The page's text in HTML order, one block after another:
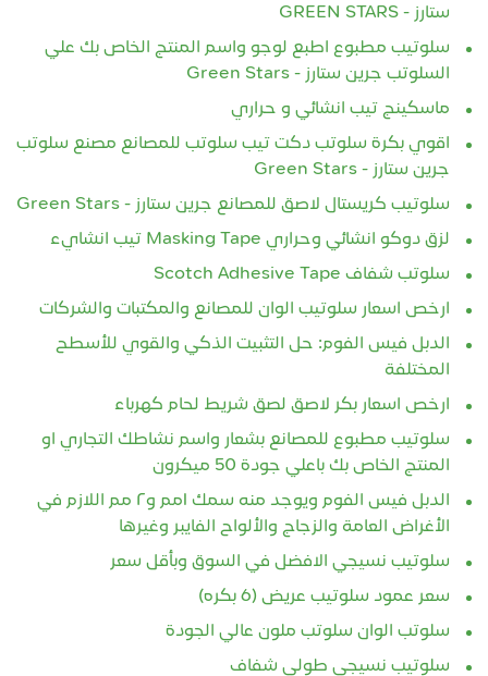
ستارز - GREEN STARS
سلوتيب مطبوع اطبع لوجو واسم المنتج الخاص بك علي
السلوتب جرين ستارز - Green Stars
ماسكينج تيب انشائي و حراري
اقوي بكرة سلوتب دكت تيب سلوتب للمصانع مصنع سلوتب
جرين ستارز - Green Stars
سلوتيب كريستال لاصق للمصانع جرين ستارز - Green Stars
لزق دوكو انشائي وحراري Masking Tape تيب انشايء
سلوتب شفاف Scotch Adhesive Tape
ارخص اسعار سلوتيب الوان للمصانع والمكتبات والشركات
الدبل فيس الفوم: حل التثبيت الذكي والقوي للأسطح
المختلفة
ارخص اسعار بكر لاصق لصق شريط لحام كهرباء
سلوتيب مطبوع للمصانع بشعار واسم نشاطك التجاري او
المنتج الخاص بك باعلي جودة 50 ميكرون
الدبل فيس الفوم ويوجد منه سمك ١مم و٢ مم اللازم في
الأغراض العامة والزجاج والألواح الفايبر وغيرها
سلوتيب نسيجي الافضل في السوق وبأقل سعر
سعر عمود سلوتيب عريض (6 بكره)
سلوتب الوان سلوتب ملون عالي الجودة
سلوتيب نسيجي طولي شفاف